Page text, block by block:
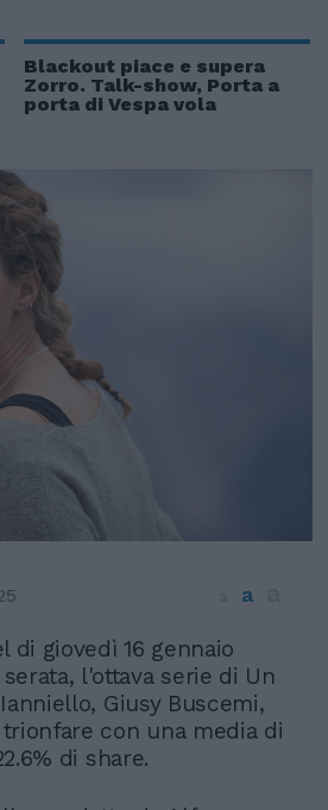
Blackout piace e supera
Zorro. Talk-show, Porta a
porta di Vespa vola
a
di giovedì 16 gennaio
l'ottava serie di Un
Giusy Buscemi,
trionfare con una media di
di share.